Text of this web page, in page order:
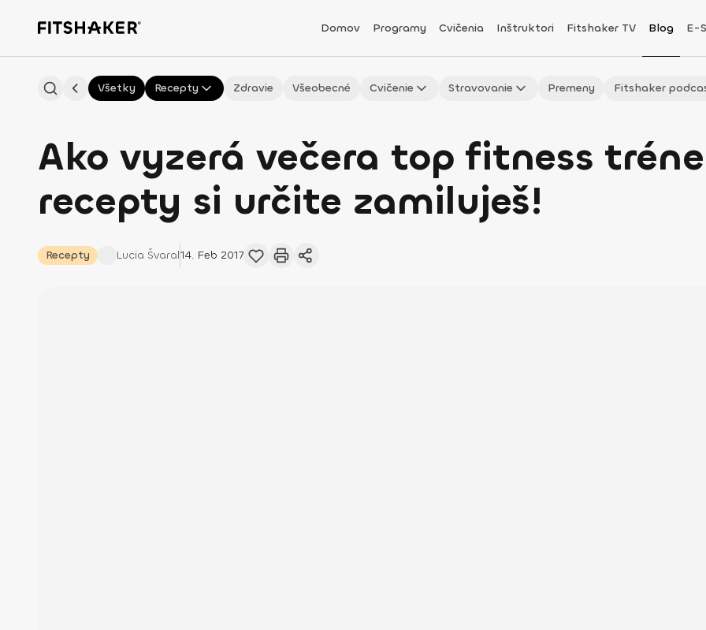
Domov Programy Cvičenia Inštruktori Fitshaker TV Blog E-
Všetky Recepty Zdravie Všeobecné Cvičenie Stravovanie Premeny Fitshaker
Ako vyzerá večera top fitness
recepty si určite zamiluješ!
Recepty Lucia Švaral14. Feb 2017